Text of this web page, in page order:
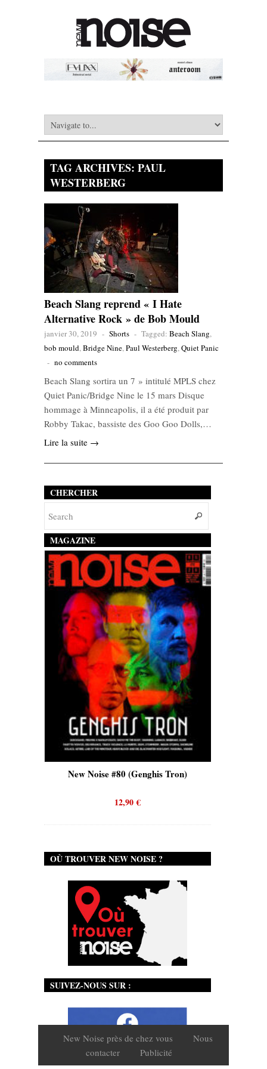
TAG ARCHIVES: PAUL
WESTERBERG
Beach Slang reprend « I Hate
Alternative Rock » de Bob Mould
janvier 30, 2019 - Shorts - Tagged: Beach Slang,
bob mould,Bridge Nine,Paul Westerberg,Quiet Panic
- no comments
Beach Slang sortira un 7 » intitulé MPLS chez
Quiet Panic/Bridge Nine le 15 mars Disque
hommage à Minneapolis, il a été produit par
Robby Takac, bassiste des Goo Goo Dolls,…
Lire la suite →
CHERCHER
MAGAZINE
New Noise #80 (Genghis Tron)
12,90€
OÙ TROUVER NEW NOISE ?
SUIVEZ-NOUS SUR :
New Noise près de chez vous
Nous
contacter
Publicité